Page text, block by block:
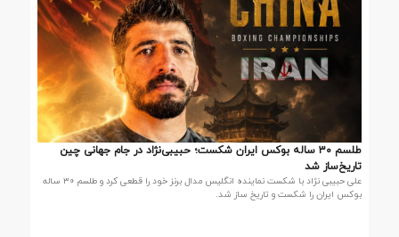
طلسم ۳۰ ساله بوکس ایران شکست؛ حبیبی‌نژاد در جام جهانی چین
تاریخ‌ساز شد
علی حبیبی نژاد با شکست نماینده انگلیس مدال برنز خود را قطعی کرد و طلسم ۳۰ ساله
بوکس ایران را شکست و تاریخ ساز شد.